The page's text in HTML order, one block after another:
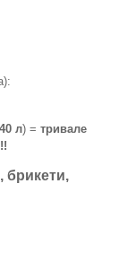
л) = тривале
брикети,